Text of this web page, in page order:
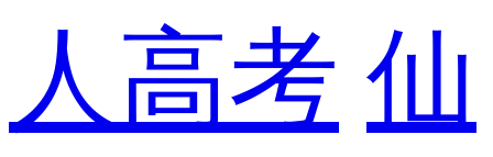
人高考 仙